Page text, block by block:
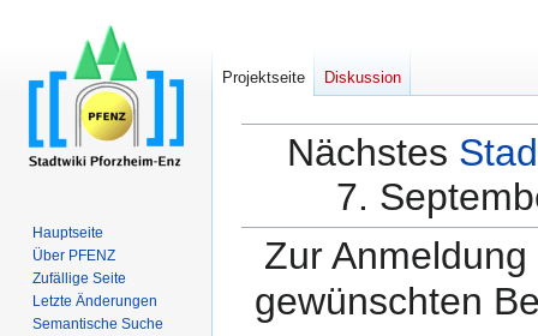
Nächstes
7.
Zur
gewünschten
Projektseite Diskussion
Hauptseite
Über PFENZ
Zufällige Seite
Letzte Änderungen
Semantische Suche